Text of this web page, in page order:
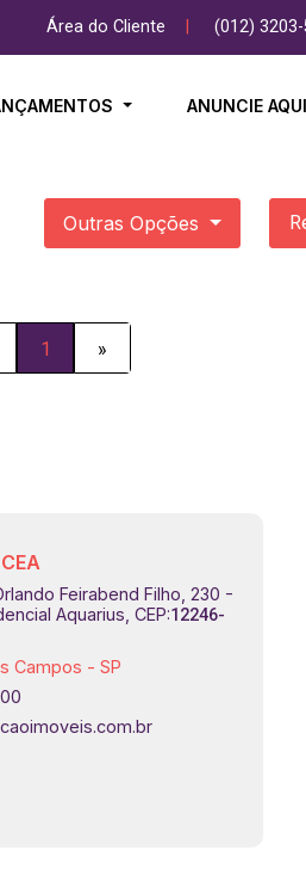
Área do Cliente (012)
ANUNCIE AQUI
Outras Opções
1 »
Feirabend Filho, 230 -
Aquarius, CEP:12246-
Campos - SP